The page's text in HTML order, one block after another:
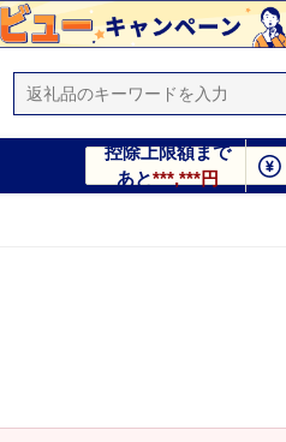
控除上限額まで
あと***,***円